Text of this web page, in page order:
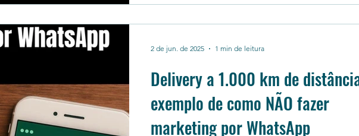
Delivery a 1.000 km de
exemplo de como NÃO fazer
marketing por WhatsApp
2 de jun. de 2025 1 min de leitura